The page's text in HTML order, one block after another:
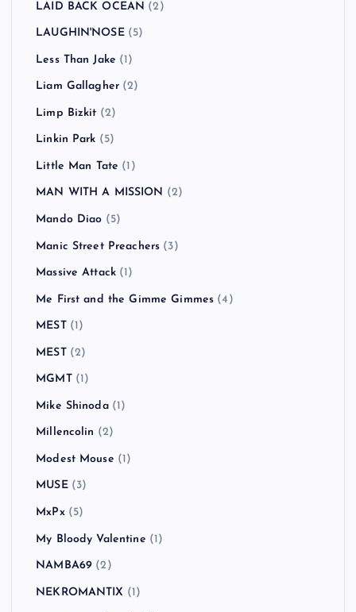
LAID BACK OCEAN (2)
LAUGHIN'NOSE(5)
Less Than Jake (1)
Liam Gallagher (2)
Limp Bizkit (2)
Linkin Park (5)
Little Man Tate (1)
MAN WITH A MISSION (2)
Mando Diao (5)
Manic Street Preachers (3)
Massive Attack (1)
Me First and the Gimme Gimmes (4)
MEST(1)
MEST(2)
MGMT(1)
Mike Shinoda(1)
Millencolin (2)
Modest Mouse (1)
MUSE(3)
MxPx(5)
My Bloody Valentine (1)
NAMBA69 (2)
NEKROMANTIX (1)